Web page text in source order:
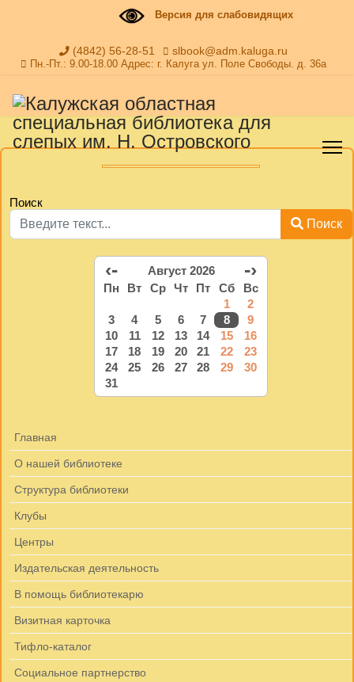
Версия для слабовидящих
(4842) 56-28-51 slbook@adm.kaluga.ru
Пн.-Пт.: 9.00-18.00 Адрес: г. Калуга ул. Поле Свободы. д. 36а
Поиск
Поиск
‹- Август 2026 -›
Пн Вт Ср Чт Пт Сб
Вс
1
2
3
4 5 6 7 8
9
10
11 12 13 14 15
16
17
18 19 20 21 22
23
24
25 26 27 28 29
30
31
Главная
О нашей библиотеке
Структура библиотеки
Клубы
Центры
Издательская деятельность
В помощь библиотекарю
Визитная карточка
Тифло-каталог
Социальное партнерство